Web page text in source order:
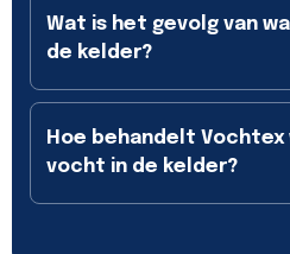
Wat is het gevolg van
de kelder?
Hoe behandelt
vocht in de kelder?